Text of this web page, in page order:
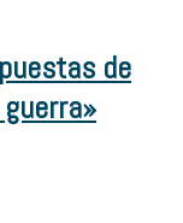
de